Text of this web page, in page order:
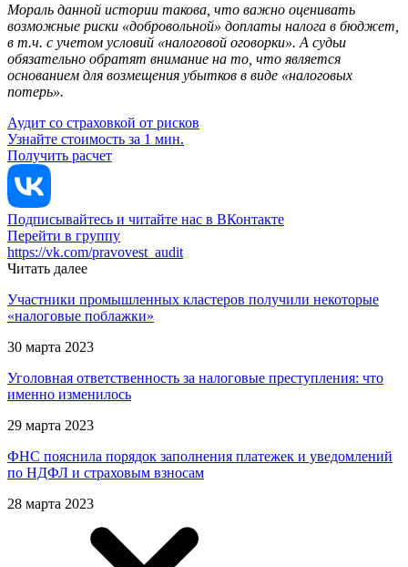
Мораль данной истории такова, что важно оценивать
возможные риски «добровольной» доплаты налога в бюджет,
в т.ч. с учетом условий «налоговой оговорки». А судьи
обязательно обратят внимание на то, что является
основанием для возмещения убытков в виде «налоговых
потерь».
Аудит со страховкой от рисков
Узнайте стоимость за 1 мин.
Получить расчет
Подписывайтесь и читайте нас в ВКонтакте
Перейти в группу
https://vk.com/pravovest_audit
Читать далее
Участники промышленных кластеров получили некоторые
«налоговые поблажки»
30 марта 2023
Уголовная ответственность за налоговые преступления: что
именно изменилось
29 марта 2023
ФНС пояснила порядок заполнения платежек и уведомлений
по НДФЛ и страховым взносам
28 марта 2023